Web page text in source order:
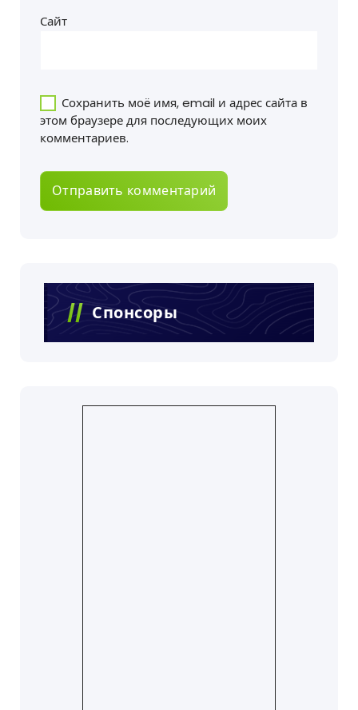
Сайт
Сохранить моё имя, email и адрес сайта в
этом браузере для последующих моих
комментариев.
Спонсоры